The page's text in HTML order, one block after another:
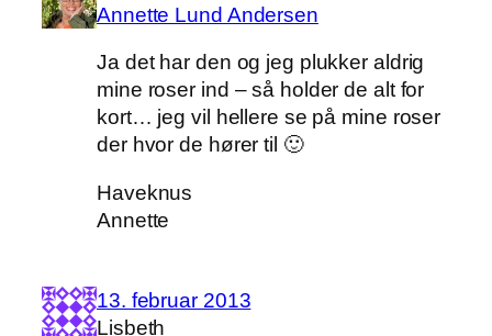
Annette Lund Andersen
Ja det har den og jeg plukker aldrig
mine roser ind – så holder de alt for
kort… jeg vil hellere se på mine roser
der hvor de hører til 🙂
Haveknus
Annette
13. februar 2013
Lisbeth